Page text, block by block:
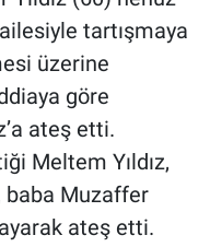
tartışmaya
üzerine
göre
ateş etti.
Meltem Yıldız,
baba Muzaffer
ateş etti.